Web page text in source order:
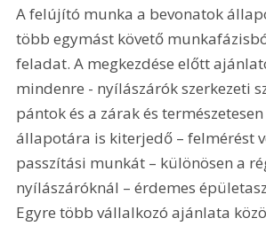
A felújító munka a bevonatok
több egymást követő
feladat. A megkezdése előtt
mindenre - nyílászárók szerkezeti
pántok és a zárak és
állapotára is kiterjedő – felmérést
passzítási munkát – különösen a
nyílászáróknál – érdemes
Egyre több vállalkozó ajánlata